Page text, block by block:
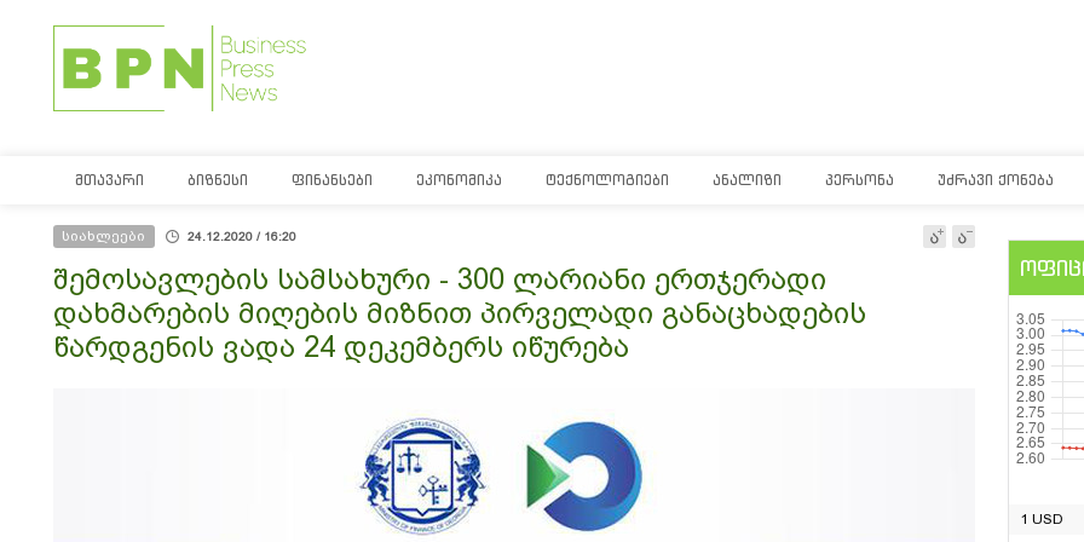
ᲛᲗᲐᲕᲐᲠᲘ ᲑᲘᲖᲜᲔᲡᲘ ᲤᲘᲜᲐᲜᲡᲔᲑᲘ ᲔᲙᲝᲜᲝᲛᲘᲙᲐ ᲢᲔᲥᲜᲝᲚᲝᲒᲘᲔᲑᲘ ᲐᲜᲐᲚᲘᲖᲘ ᲞᲔᲠᲡᲝᲜᲐ ᲣᲫᲠᲐᲕᲘ ᲥᲝᲜᲔᲑᲐ
სიახლეები 24.12.2020 / 16:20
შემოსავლების სამსახური - 300 ლარიანი ერთჯერადი
დახმარების მიღების მიზნით პირველადი განაცხადების
წარდგენის ვადა 24 დეკემბერს იწურება
1 USD